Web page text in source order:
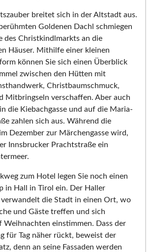
breitet sich in der Altstadt aus.
Goldenen Dachl schmiegen
des Christkindlmarkts an die
Häuser. Mithilfe einer kleinen
können Sie sich einen Überblick
zwischen den Hütten mit
Christbaumschmuck,
Mitbringseln verschaffen. Aber auch
die Kiebachgasse und auf die Maria-
zahlen sich aus. Während die
Dezember zur Märchengasse wird,
Innsbrucker Prachtstraße ein
zum Hotel legen Sie noch einen
in Hall in Tirol ein. Der Haller
die Stadt in einen Ort, wo
und Gäste treffen und sich
Weihnachten einstimmen. Dass der
für Tag näher rückt, beweist der
denn an seine Fassaden werden